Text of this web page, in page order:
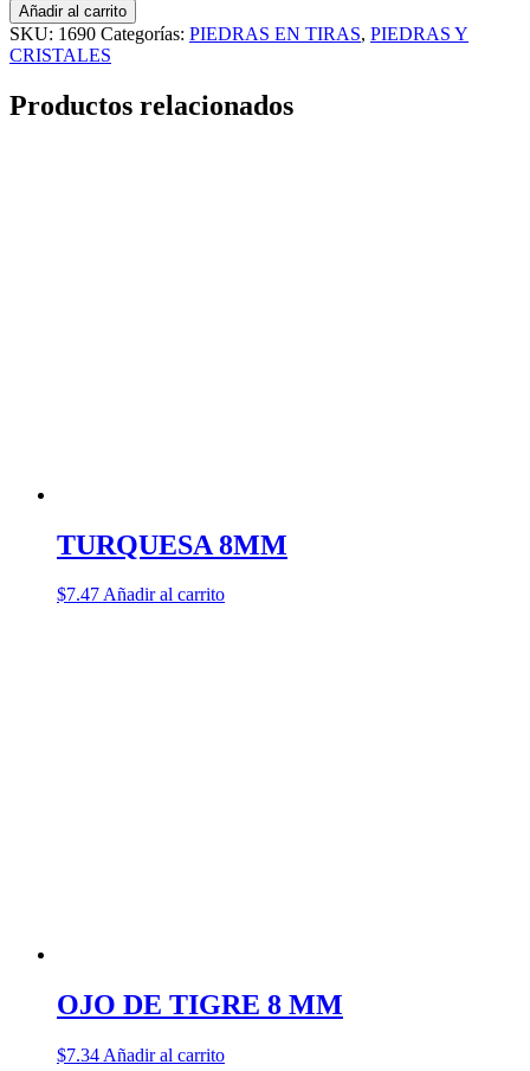
Añadir al carrito
SKU: 1690 Categorías: PIEDRAS EN TIRAS, PIEDRAS Y
CRISTALES
Productos relacionados
TURQUESA 8MM
$7.47Añadir al carrito
OJO DE TIGRE 8 MM
$7.34 Añadir al carrito